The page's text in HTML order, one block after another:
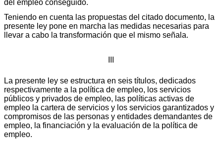
del empleo conseguido.
Teniendo en cuenta las propuestas del citado documento, la
presente ley pone en marcha las medidas necesarias para
llevar a cabo la transformación que el mismo señala.
La presente ley se estructura en seis títulos, dedicados
respectivamente a la política de empleo, los servicios
públicos y privados de empleo, las políticas activas de
empleo la cartera de servicios y los servicios garantizados y
compromisos de las personas y entidades demandantes de
empleo, la financiación y la evaluación de la política de
empleo.